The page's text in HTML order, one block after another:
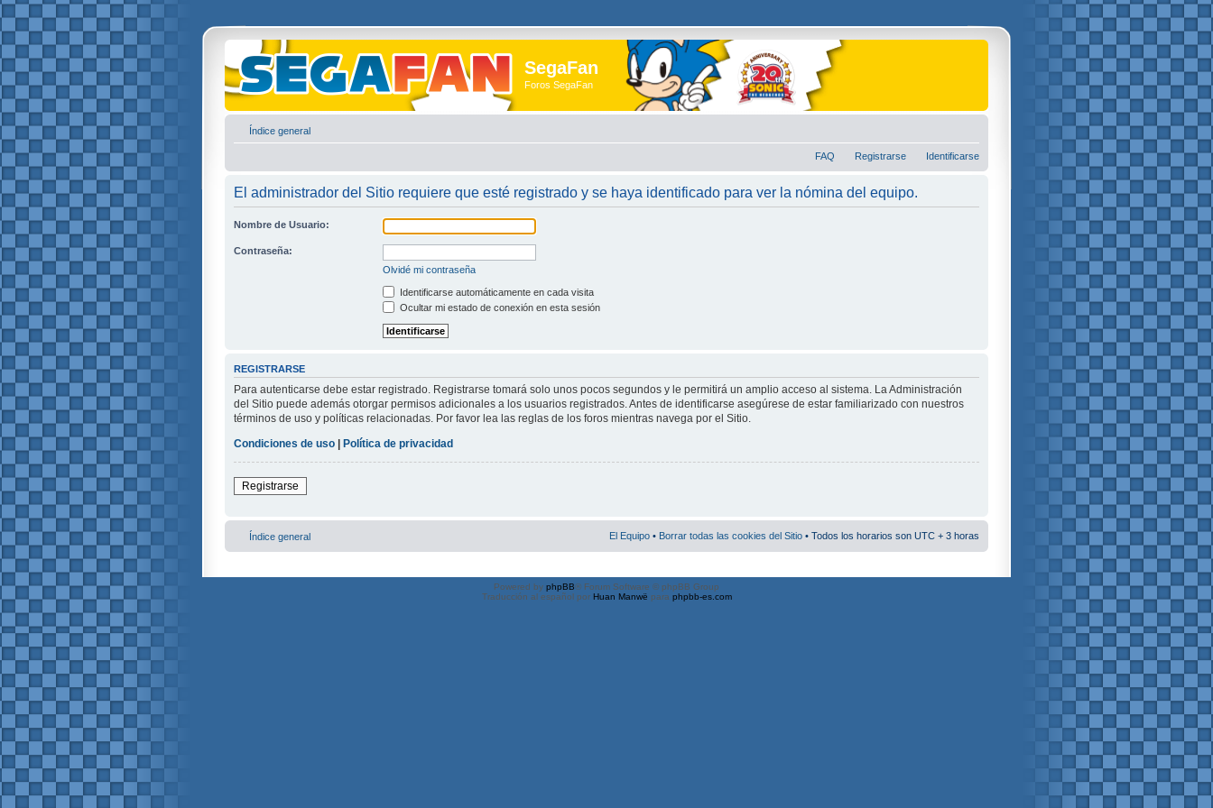
SegaFan
Foros SegaFan
Índice general
FAQ Registrarse Identificarse
El administrador del Sitio requiere que esté registrado y se haya identificado para ver la nómina del equipo.
Nombre de Usuario:
Contraseña:
Olvidé mi contraseña
Identificarse automáticamente en cada visita
Ocultar mi estado de conexión en esta sesión
REGISTRARSE
Para autenticarse debe estar registrado. Registrarse tomará solo unos pocos segundos y le permitirá un amplio acceso al sistema. La Administración
del Sitio puede además otorgar permisos adicionales a los usuarios registrados. Antes de identificarse asegúrese de estar familiarizado con nuestros
términos de uso y políticas relacionadas. Por favor lea las reglas de los foros mientras navega por el Sitio.
Condiciones de uso
Política de privacidad
Registrarse
Índice general El Equipo • Borrar todas las cookies del Sitio • Todos los horarios son UTC + 3 horas
Powered by phpBB® Forum Software © phpBB Group
Traducción al español por Huan Manwë para phpbb-es.com